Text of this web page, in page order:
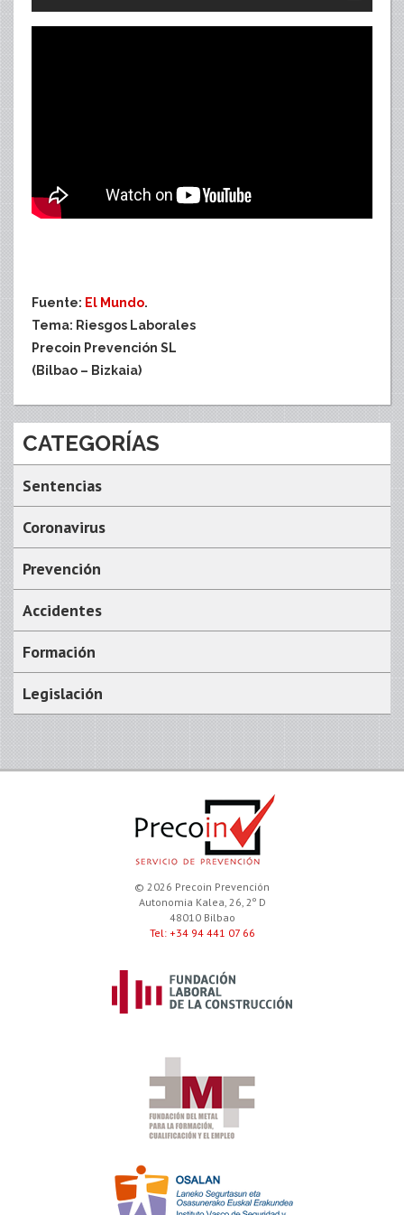
Fuente: El Mundo.
Tema: Riesgos Laborales
Precoin Prevención SL
(Bilbao – Bizkaia)
CATEGORÍAS
Sentencias
Coronavirus
Prevención
Accidentes
Formación
Legislación
© 2026 Precoin Prevención
Autonomia Kalea, 26, 2º D
48010 Bilbao
Tel: +34 94 441 07 66